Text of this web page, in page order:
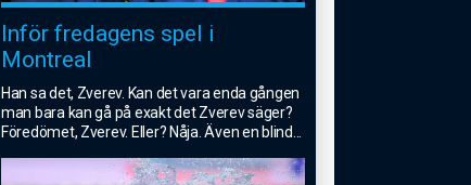
Inför fredagens spel i
Montreal
Han sa det, Zverev. Kan det vara enda gången
man bara kan gå på exakt det Zverev säger?
Föredömet, Zverev. Eller? Nåja. Även en blind